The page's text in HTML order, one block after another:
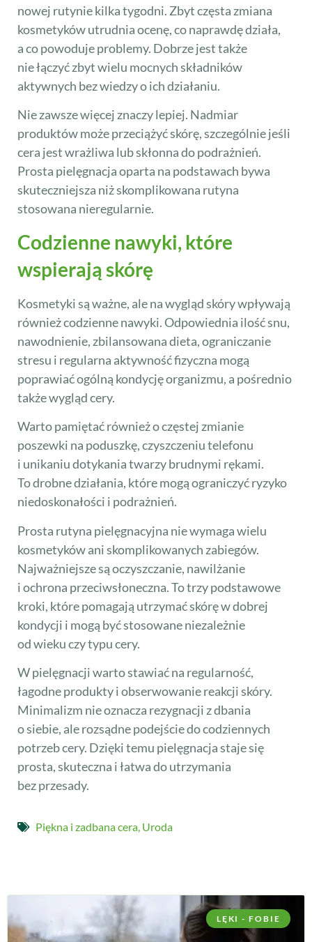
nowej rutynie kilka tygodni. Zbyt częsta zmiana
kosmetyków utrudnia ocenę, co naprawdę działa,
a co powoduje problemy. Dobrze jest także
nie łączyć zbyt wielu mocnych składników
aktywnych bez wiedzy o ich działaniu.
Nie zawsze więcej znaczy lepiej. Nadmiar
produktów może przeciążyć skórę, szczególnie jeśli
cera jest wrażliwa lub skłonna do podrażnień.
Prosta pielęgnacja oparta na podstawach bywa
skuteczniejsza niż skomplikowana rutyna
stosowana nieregularnie.
Codzienne nawyki, które
wspierają skórę
Kosmetyki są ważne, ale na wygląd skóry wpływają
również codzienne nawyki. Odpowiednia ilość snu,
nawodnienie, zbilansowana dieta, ograniczanie
stresu i regularna aktywność fizyczna mogą
poprawiać ogólną kondycję organizmu, a pośrednio
także wygląd cery.
Warto pamiętać również o częstej zmianie
poszewki na poduszkę, czyszczeniu telefonu
i unikaniu dotykania twarzy brudnymi rękami.
To drobne działania, które mogą ograniczyć ryzyko
niedoskonałości i podrażnień.
Prosta rutyna pielęgnacyjna nie wymaga wielu
kosmetyków ani skomplikowanych zabiegów.
Najważniejsze są oczyszczanie, nawilżanie
i ochrona przeciwsłoneczna. To trzy podstawowe
kroki, które pomagają utrzymać skórę w dobrej
kondycji i mogą być stosowane niezależnie
od wieku czy typu cery.
W pielęgnacji warto stawiać na regularność,
łagodne produkty i obserwowanie reakcji skóry.
Minimalizm nie oznacza rezygnacji z dbania
o siebie, ale rozsądne podejście do codziennych
potrzeb cery. Dzięki temu pielęgnacja staje się
prosta, skuteczna i łatwa do utrzymania
bez przesady.
Piękna i zadbana cera, Uroda
LĘKI - FOBIE